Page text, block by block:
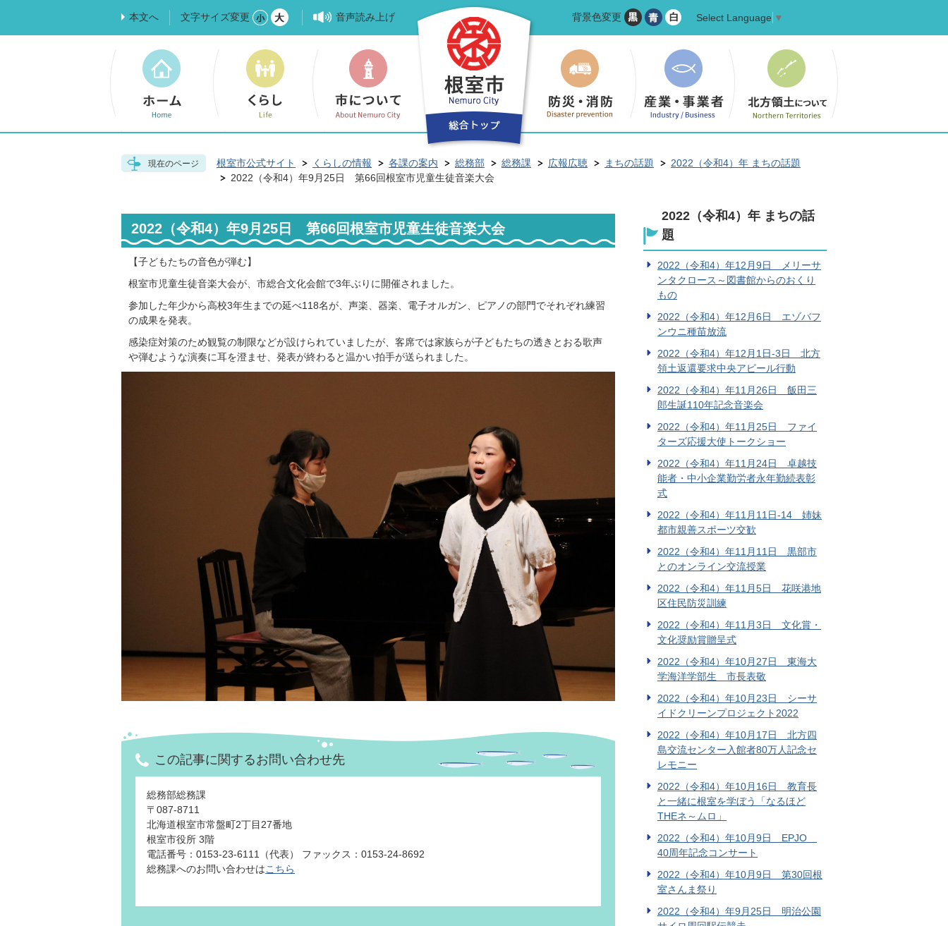
本文へ 文字サイズ変更 音声読み上げ 背景色変更 Select Language ▼
現在のページ 根室市公式サイト くらしの情報 各課の案内 総務部 総務課 広報広聴 まちの話題
2022（令和4）年 まちの話題
2022（令和4）年9月25日 第66回根室市児童生徒音楽大会
2022（令和4）年9月25日 第66回根室市児童生徒音楽大会
【子どもたちの音色が弾む】
根室市児童生徒音楽大会が、市総合文化会館で3年ぶりに開催されました。
参加した年少から高校3年生までの延べ118名が、声楽、器楽、電子オルガン、ピアノの部門でそれぞれ練習
の成果を発表。
感染症対策のため観覧の制限などが設けられていましたが、客席では家族らが子どもたちの透きとおる歌声
や弾むような演奏に耳を澄ませ、発表が終わると温かい拍手が送られました。
この記事に関するお問い合わせ先
総務部総務課
〒087-8711
北海道根室市常盤町2丁目27番地
根室市役所 3階
電話番号：0153-23-6111（代表） ファックス：0153-24-8692
総務課へのお問い合わせはこちら
2022（令和4）年 まちの話
題
2022（令和4）年12月9日 メリーサ
ンタクロース～図書館からのおくり
もの
2022（令和4）年12月6日 エゾバフ
ンウニ種苗放流
2022（令和4）年12月1日-3日 北方
領土返還要求中央アピール行動
2022（令和4）年11月26日 飯田三
郎生誕110年記念音楽会
2022（令和4）年11月25日 ファイ
ターズ応援大使トークショー
2022（令和4）年11月24日 卓越技
能者・中小企業勤労者永年勤続表彰
式
2022（令和4）年11月11日-14 姉妹
都市親善スポーツ交歓
2022（令和4）年11月11日 黒部市
とのオンライン交流授業
2022（令和4）年11月5日 花咲港地
区住民防災訓練
2022（令和4）年11月3日 文化賞・
文化奨励賞贈呈式
2022（令和4）年10月27日 東海大
学海洋学部生 市長表敬
2022（令和4）年10月23日 シーサ
イドクリーンプロジェクト2022
2022（令和4）年10月17日 北方四
島交流センター入館者80万人記念セ
レモニー
2022（令和4）年10月16日 教育長
と一緒に根室を学ぼう「なるほど
THEネ～ムロ」
2022（令和4）年10月9日 EPJO
40周年記念コンサート
2022（令和4）年10月9日 第30回根
室さんま祭り
2022（令和4）年9月25日 明治公園